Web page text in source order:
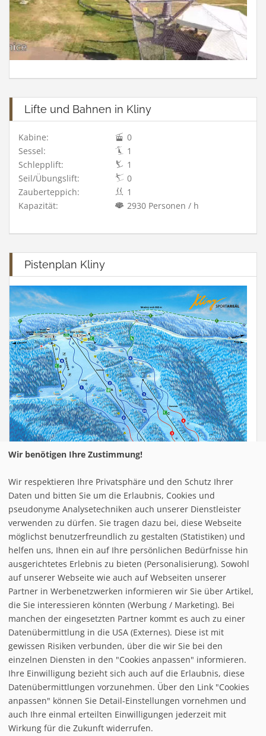
Lifte und Bahnen in Kliny
Kabine:
0
Sessel:
1
Schlepplift:
1
Seil/Übungslift:
0
Zauberteppich:
1
Kapazität:
2930 Personen / h
Pistenplan Kliny
Infrastuktur Kliny
Loipe/Langlauf:
45
Snow tubing:
Eislaufen:
Rodelbahn:
Nachtrodeln:
Hallenbad:
follow us on facebook
Home
Datenschutzerklärung
Wir benötigen Ihre Zustimmung!
Wir respektieren Ihre Privatsphäre und den Schutz Ihrer
Daten und bitten Sie um die Erlaubnis, Cookies und
pseudonyme Analysetechniken auch unserer Dienstleister
verwenden zu dürfen. Sie tragen dazu bei, diese Webseite
möglichst benutzerfreundlich zu gestalten (Statistiken) und
helfen uns, Ihnen ein auf Ihre persönlichen Bedürfnisse hin
ausgerichtetes Erlebnis zu bieten (Personalisierung). Sowohl
auf unserer Webseite wie auch auf Webseiten unserer
Partner in Werbenetzwerken informieren wir Sie über Artikel,
die Sie interessieren könnten (Werbung / Marketing). Bei
manchen der eingesetzten Partner kommt es auch zu einer
Datenübermittlung in die USA (Externes). Diese ist mit
gewissen Risiken verbunden, über die wir Sie bei den
einzelnen Diensten in den "Cookies anpassen" informieren.
Ihre Einwilligung bezieht sich auch auf die Erlaubnis, diese
Datenübermittlungen vorzunehmen. Über den Link "Cookies
anpassen" können Sie Detail-Einstellungen vornehmen und
auch Ihre einmal erteilten Einwilligungen jederzeit mit
Wirkung für die Zukunft widerrufen.